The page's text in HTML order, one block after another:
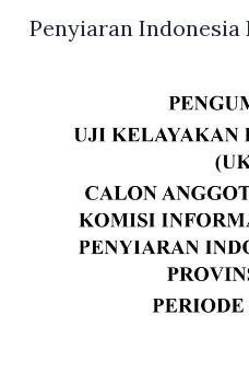
Penyiaran Indonesia